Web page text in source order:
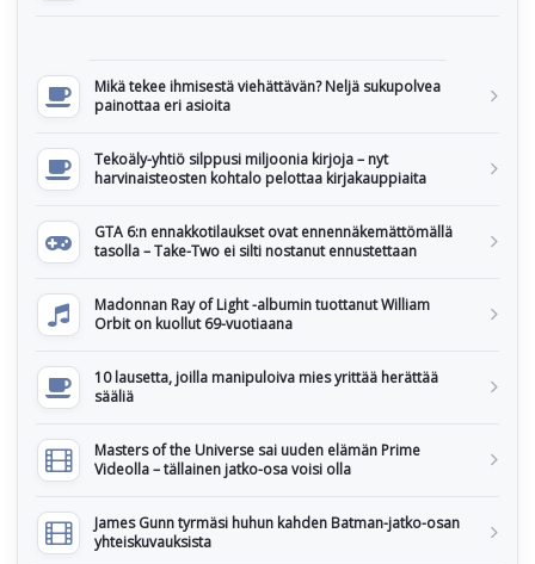
Mikä tekee ihmisestä viehättävän? Neljä sukupolvea
painottaa eri asioita
Tekoäly-yhtiö silppusi miljoonia kirjoja – nyt
harvinaisteosten kohtalo pelottaa kirjakauppiaita
GTA 6:n ennakkotilaukset ovat ennennäkemättömällä
tasolla – Take-Two ei silti nostanut ennustettaan
Madonnan Ray of Light -albumin tuottanut William
Orbit on kuollut 69-vuotiaana
10 lausetta, joilla manipuloiva mies yrittää herättää
sääliä
Masters of the Universe sai uuden elämän Prime
Videolla – tällainen jatko-osa voisi olla
James Gunn tyrmäsi huhun kahden Batman-jatko-osan
yhteiskuvauksista